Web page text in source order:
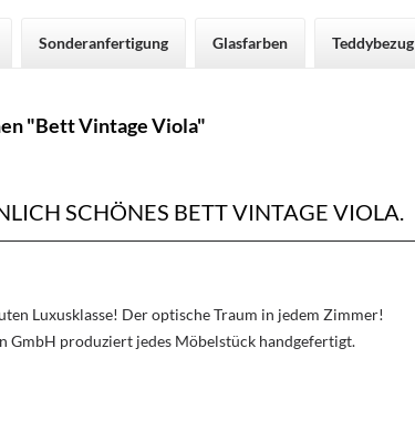
Sonderanfertigung Glasfarben Teddybezug
"Bett Vintage Viola"
SCHÖNES BETT VINTAGE VIOLA.
Luxusklasse! Der optische Traum in jedem Zimmer!
GmbH produziert jedes Möbelstück handgefertigt.